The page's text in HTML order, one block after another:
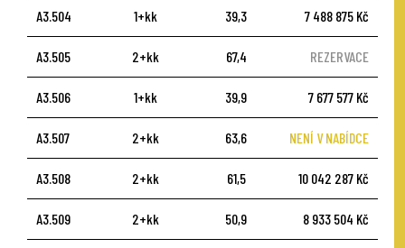
A3.504 1+kk 39,3 7 488 875 Kč
A3.505 2+kk 67,4 REZERVACE
A3.506 1+kk 39,9 7 677 577 Kč
A3.507 2+kk 63,6 NENÍ V NABÍDCE
A3.508 2+kk 61,5 10 042 287 Kč
A3.509 2+kk 50,9 8 933 504 Kč